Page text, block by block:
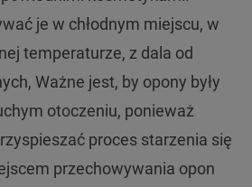
je w chłodnym miejscu, w
temperaturze, z dala od
Ważne jest, by opony były
otoczeniu, ponieważ
proces starzenia się
przechowywania opon